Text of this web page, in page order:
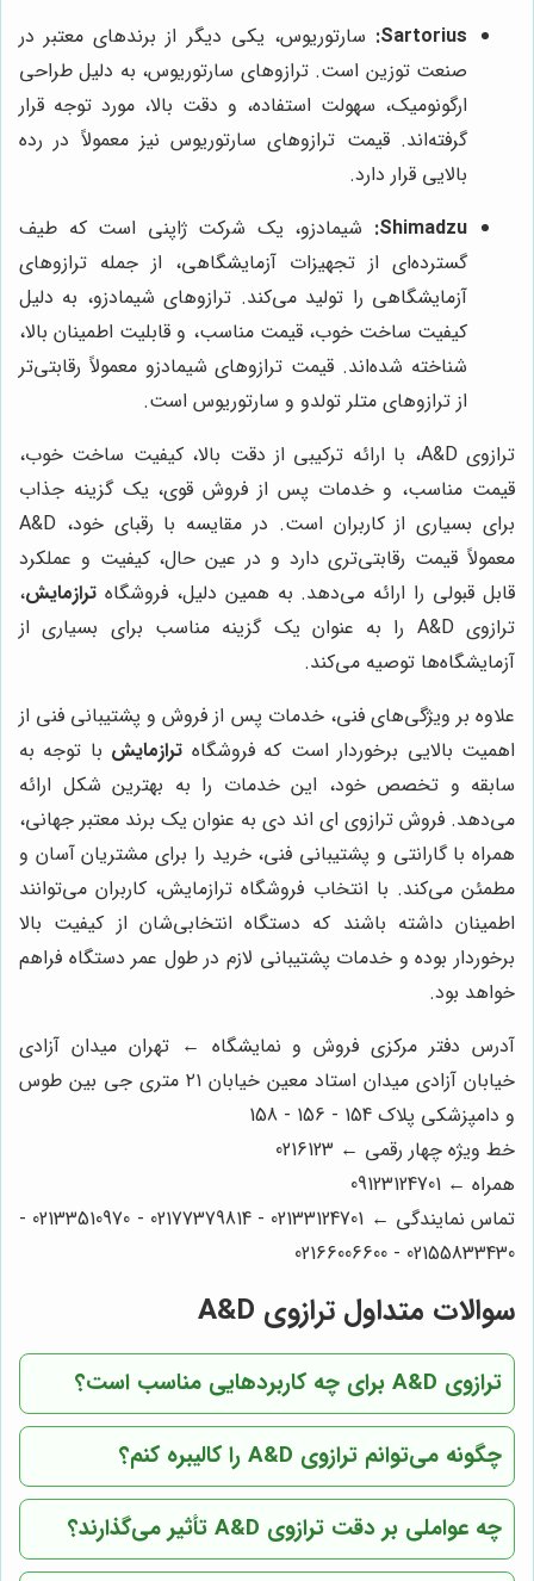
Sartorius: سارتوریوس، یکی دیگر از برندهای معتبر در
صنعت توزین است. ترازوهای سارتوریوس، به دلیل طراحی
ارگونومیک، سهولت استفاده، و دقت بالا، مورد توجه قرار
گرفته‌اند. قیمت ترازوهای سارتوریوس نیز معمولاً در رده
بالایی قرار دارد.
Shimadzu:
شیمادزو، یک شرکت ژاپنی است که طیف
گسترده‌ای از تجهیزات آزمایشگاهی، از جمله ترازوهای
آزمایشگاهی را تولید می‌کند. ترازوهای شیمادزو، به دلیل
کیفیت ساخت خوب، قیمت مناسب، و قابلیت اطمینان بالا،
شناخته شده‌اند. قیمت ترازوهای شیمادزو معمولاً رقابتی‌تر
از ترازوهای متلر تولدو و سارتوریوس است.
ترازوی A&D، با ارائه ترکیبی از دقت بالا، کیفیت ساخت خوب،
قیمت مناسب، و خدمات پس از فروش قوی، یک گزینه جذاب
برای بسیاری از کاربران است. در مقایسه با رقبای خود، A&D
معمولاً قیمت رقابتی‌تری دارد و در عین حال، کیفیت و عملکرد
قابل قبولی را ارائه می‌دهد. به همین دلیل، فروشگاه ترازمایش،
ترازوی A&D را به عنوان یک گزینه مناسب برای بسیاری از
آزمایشگاه‌ها توصیه می‌کند.
علاوه بر ویژگی‌های فنی، خدمات پس از فروش و پشتیبانی فنی از
اهمیت بالایی برخوردار است که فروشگاه ترازمایش با توجه به
سابقه و تخصص خود، این خدمات را به بهترین شکل ارائه
می‌دهد. فروش ترازوی ای اند دی به عنوان یک برند معتبر جهانی،
همراه با گارانتی و پشتیبانی فنی، خرید را برای مشتریان آسان و
مطمئن می‌کند. با انتخاب فروشگاه ترازمایش، کاربران می‌توانند
اطمینان داشته باشند که دستگاه انتخابی‌شان از کیفیت بالا
برخوردار بوده و خدمات پشتیبانی لازم در طول عمر دستگاه فراهم
خواهد بود.
آدرس دفتر مرکزی فروش و نمایشگاه ← تهران میدان آزادی
خیابان آزادی میدان استاد معین خیابان ۲۱ متری جی بین طوس
و دامپزشکی پلاک 154 - 156 - 158
خط ویژه چهار رقمی ← 0216123
همراه ← 09123124701
تماس نمایندگی ← 02133124701 - 02177379814 - 02133510970 -
02155833430 - 02166006600
سوالات متداول ترازوی A&D
ترازوی A&D برای چه کاربردهایی مناسب است؟
چگونه می‌توانم ترازوی A&D را کالیبره کنم؟
چه عواملی بر دقت ترازوی A&D تأثیر می‌گذارند؟